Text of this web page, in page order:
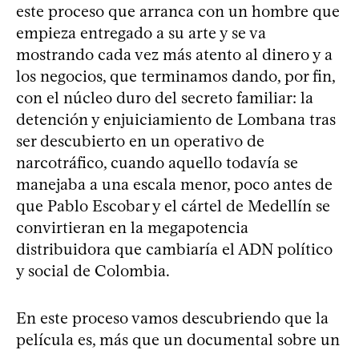
este proceso que arranca con un hombre que
empieza entregado a su arte y se va
mostrando cada vez más atento al dinero y a
los negocios, que terminamos dando, por fin,
con el núcleo duro del secreto familiar: la
detención y enjuiciamiento de Lombana tras
ser descubierto en un operativo de
narcotráfico, cuando aquello todavía se
manejaba a una escala menor, poco antes de
que Pablo Escobar y el cártel de Medellín se
convirtieran en la megapotencia
distribuidora que cambiaría el ADN político
y social de Colombia.
En este proceso vamos descubriendo que la
película es, más que un documental sobre un